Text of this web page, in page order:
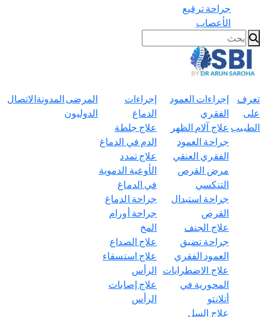
جراحة ترقيع
الأعصاب
تعرف
على
الطبيب
إجراءات العمود
الفقري
علاج آلام الظهر
جراحة العمود
الفقري العنقي
مرض القرص
التنكسي
جراحة استبدال
القرص
علاج الجنف
جراحة تضيق
العمود الفقري
علاج الاضطرابات
المحورية في
أتلانتو
علاج السل
إجراءات
الدماغ
علاج جلطة
الدم في الدماغ
علاج تمدد
الأوعية الدموية
في الدماغ
جراحة الدماغ
جراحة أورام
المخ
علاج الصداع
علاج استسقاء
الرأس
علاج إصابات
الرأس
المرضى
الدوليون
المدونةالاتصال